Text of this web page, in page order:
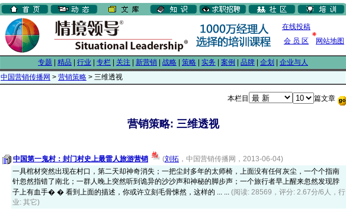
在线投稿
会 员 区
网站地图
专题 精品 行业 专栏 关注 新营销 战略 策略 实务 案例 品牌 企划
企业与人
中国营销传播网 > 营销策略 > 三维透视
本栏目 篇文章
营销策略: 三维透视
中国第一鬼村：封门村史上最雷人旅游营销 (刘拓 ，中国营销传播网，2013-06-04)
一具棺材突然出现在村口，第二天却神奇消失；一把尘封多年的太师椅，上面没有任何灰尘，一个个指南
针忽然指错了南北；一群人晚上突然听到诡异的沙沙声和神秘的脚步声；一个旅行者早上醒来忽然发现脖
子上有血手� � 看到上面的描述，你或许立刻毛骨悚然，这样的 ... ... (阅读: 28569，评分: 2.67分/6人，行
业: 其它)